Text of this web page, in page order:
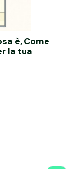
è, Come
la tua